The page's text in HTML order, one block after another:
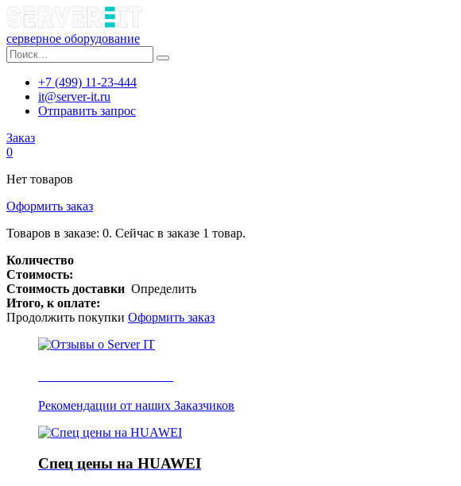
серверное оборудование
+7 (499) 11-23-444
it@server-it.ru
Отправить запрос
Заказ
0
Нет товаров
Оформить заказ
Товаров в заказе: 0. Сейчас в заказе 1 товар.
Количество
Стоимость:
Стоимость доставки Определить
Итого, к оплате:
Продолжить покупки Оформить заказ
Рекомендации от наших Заказчиков
Спец цены на HUAWEI